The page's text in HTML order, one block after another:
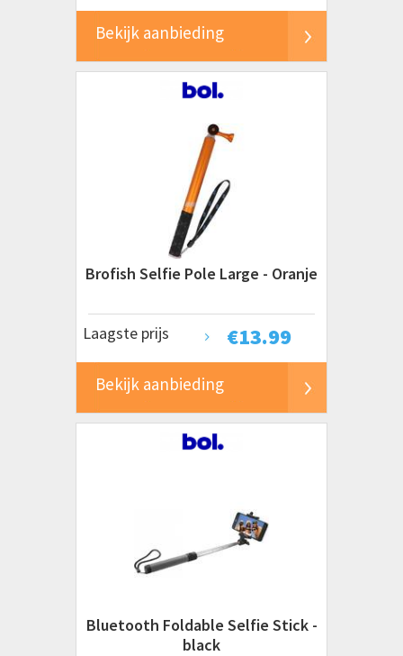
Bekijk aanbieding
Brofish Selfie Pole Large - Oranje
€13.99
Laagste prijs
Bekijk aanbieding
Bluetooth Foldable Selfie Stick -
black